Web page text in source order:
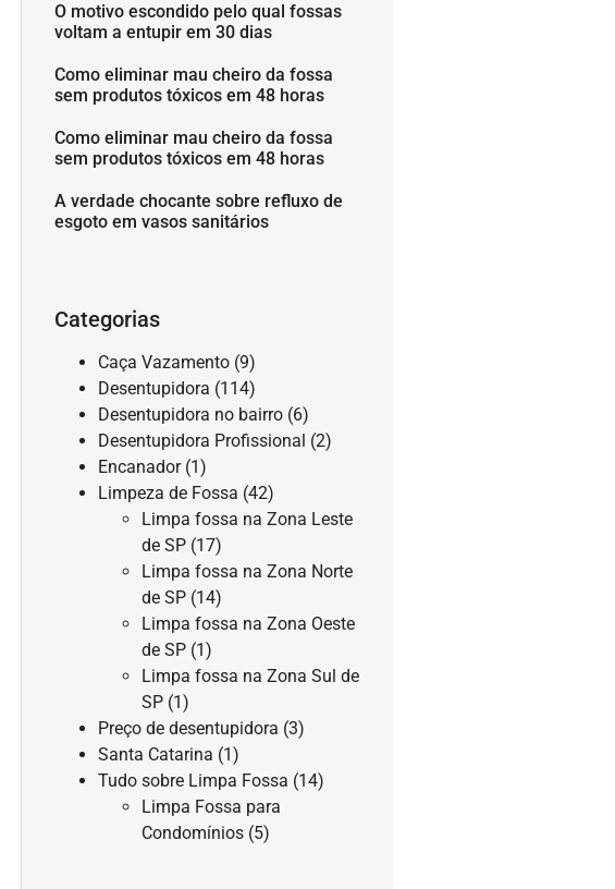
O motivo escondido pelo qual fossas
voltam a entupir em 30 dias
Como eliminar mau cheiro da fossa
sem produtos tóxicos em 48 horas
Como eliminar mau cheiro da fossa
sem produtos tóxicos em 48 horas
A verdade chocante sobre refluxo de
esgoto em vasos sanitários
Categorias
Caça Vazamento (9)
Desentupidora (114)
Desentupidora no bairro (6)
Desentupidora Profissional (2)
Encanador(1)
Limpeza de Fossa (42)
Limpa fossa na Zona Leste
de SP (17)
Limpa fossa na Zona Norte
de SP (14)
Limpa fossa na Zona Oeste
de SP (1)
Limpa fossa na Zona Sul de
SP (1)
Preço de desentupidora (3)
Santa Catarina (1)
Tudo sobre Limpa Fossa (14)
Limpa Fossa para
Condomínios (5)